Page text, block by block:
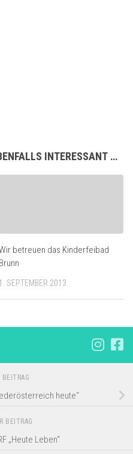
INTERESSANT …
betreuen das Kinderfeibad
Brunn
1. SEPTEMBER 2013
BEITRAG
heute“
BEITRAG
„Heute Leben“